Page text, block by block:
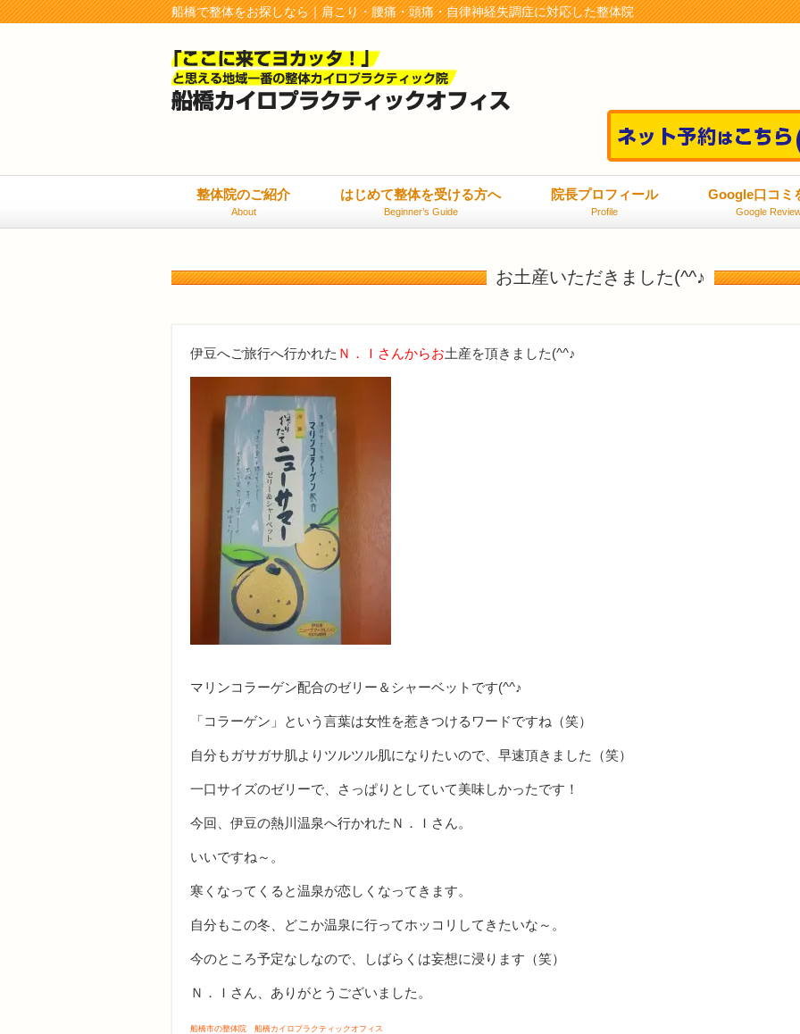
船橋で整体をお探しなら｜肩こり・腰痛・頭痛・自律神経失調症に対応した整体院
整体院のご紹介
About
はじめて整体を受ける方へ
Beginner’s Guide
院長プロフィール
Profile
Google口コミ
Google
お土産いただきました(^^♪
伊豆へご旅行へ行かれた Ｎ．Ｉさんからお土産を頂きました(^^♪
マリンコラーゲン配合のゼリー＆シャーベットです(^^♪
「コラーゲン」という言葉は女性を惹きつけるワードですね（笑）
自分もガサガサ肌よりツルツル肌になりたいので、早速頂きました（笑）
一口サイズのゼリーで、さっぱりとしていて美味しかったです！
今回、伊豆の熱川温泉へ行かれたＮ．Ｉさん。
いいですね～。
寒くなってくると温泉が恋しくなってきます。
自分もこの冬、どこか温泉に行ってホッコリしてきたいな～。
今のところ予定なしなので、しばらくは妄想に浸ります（笑）
Ｎ．Ｉさん、ありがとうございました。
船橋市の整体院 船橋カイロプラクティックオフィス